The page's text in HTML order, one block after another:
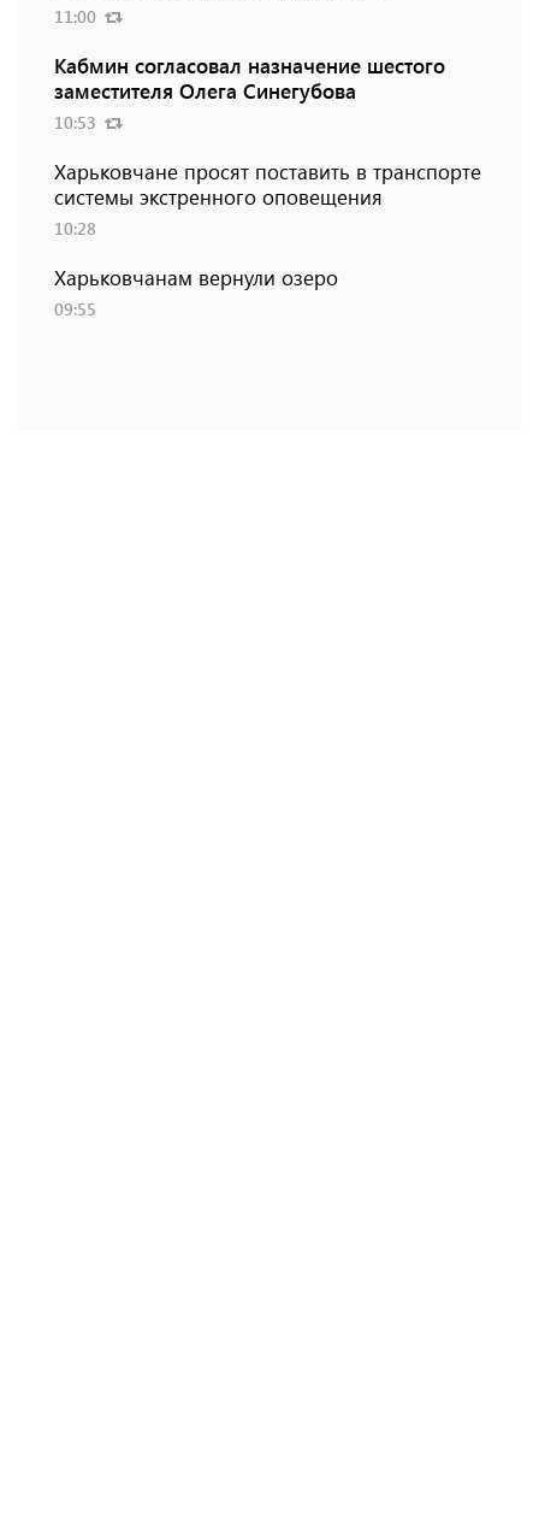
11:00
Кабмин согласовал назначение шестого
заместителя Олега Синегубова
10:53
Харьковчане просят поставить в транспорте
системы экстренного оповещения
10:28
Харьковчанам вернули озеро
09:55